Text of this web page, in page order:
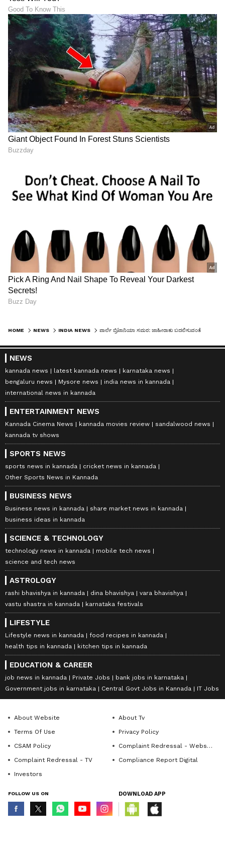
HOME NEWS INDIA NEWS
NEWS
kannada news latest kannada news
karnataka news
bengaluru news
Mysore news
india news in kannada
international news in kannada
ENTERTAINMENT NEWS
Kannada Cinema News kannada movies review
sandalwood news
kannada tv shows
SPORTS NEWS
sports news in kannada
cricket news in kannada
Other Sports News in Kannada
BUSINESS NEWS
Business news in kannada
share market news in kannada
business ideas in kannada
SCIENCE & TECHNOLOGY
technology news in kannada
mobile tech news
science and tech news
ASTROLOGY
rashi bhavishya in kannada dina bhavishya
vara bhavishya
vastu shastra in kannada
karnataka festivals
LIFESTYLE
Lifestyle news in kannada
food recipes in kannada
health tips in kannada
kitchen tips in kannada
EDUCATION & CAREER
job news in kannada Private Jobs
bank jobs in karnataka
Government jobs in karnataka
Central Govt Jobs in Kannada IT Jobs
About Website
About Tv
Terms Of Use
Privacy Policy
CSAM Policy
Complaint Redressal - Website
Complaint Redressal - TV
Compliance Report Digital
Investors
FOLLOW US ON DOWNLOAD APP